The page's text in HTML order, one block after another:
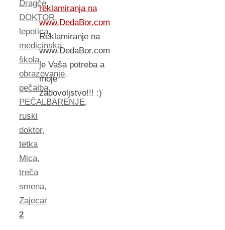
Dragče,
DOKTOR,
lepotica,
medicinska
škola,
obrazovanje,
pečalba,
PEČALBARENJE,
ruski
doktor,
tetka
Mica,
treča
smena,
Zajecar
2
reklamiranja na
www.DedaBor.com
Reklamiranje na
www.DedaBor.com
je Vaša potreba a
moje
zadovoljstvo!!! :)